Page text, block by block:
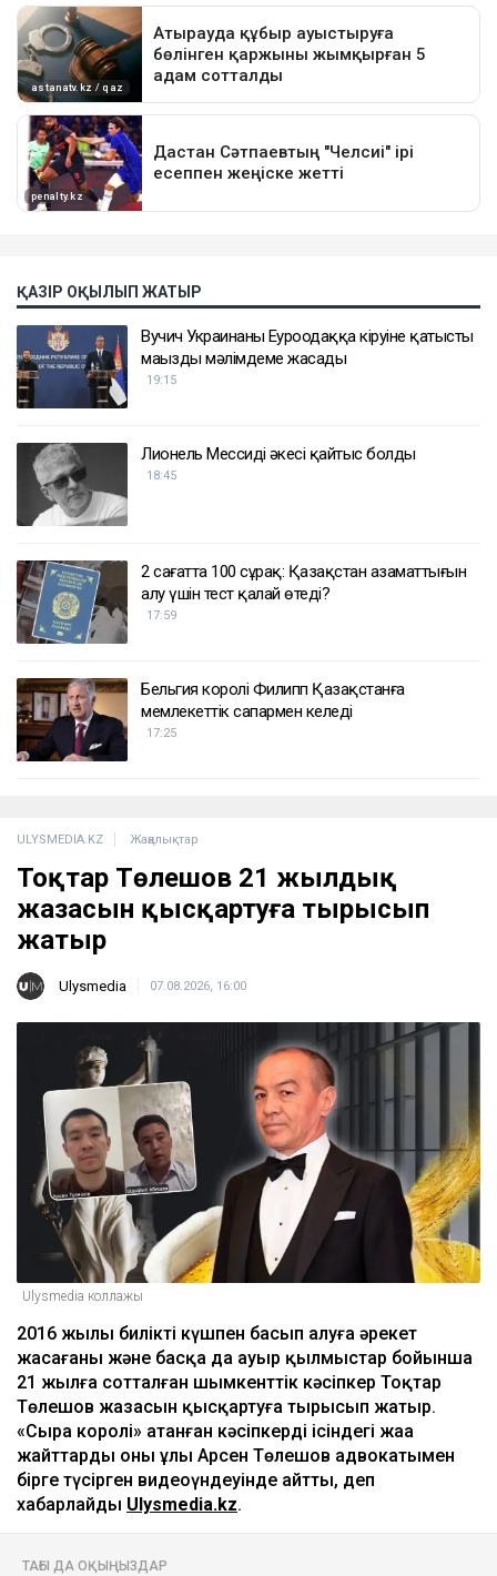
ҚАЗІР ОҚЫЛЫП ЖАТЫР
Вучич Украинаның Еуроодаққа кіруіне қатысты
маңызды мәлімдеме жасады
19:15
Лионель Мессидің әкесі қайтыс болды
18:45
2 сағатта 100 сұрақ: Қазақстан азаматтығын
алу үшін тест қалай өтеді?
17:59
Бельгия королі Филипп Қазақстанға
мемлекеттік сапармен келеді
17:25
ULYSMEDIA.KZ Жаңалықтар
Тоқтар Төлешов 21 жылдық
жазасын қысқартуға тырысып
жатыр
Ulysmedia 07.08.2026, 16:00
Ulysmedia коллажы
2016 жылы билікті күшпен басып алуға әрекет
жасағаны және басқа да ауыр қылмыстар бойынша
21 жылға сотталған шымкенттік кәсіпкер Тоқтар
Төлешов жазасын қысқартуға тырысып жатыр.
«Сыра королі» атанған кәсіпкердің ісіндегі жаңа
жайттарды оның ұлы Арсен Төлешов адвокатымен
бірге түсірген видеоүндеуінде айтты, деп
хабарлайды Ulysmedia.kz.
ТАҒЫ ДА ОҚЫҢЫЗДАР